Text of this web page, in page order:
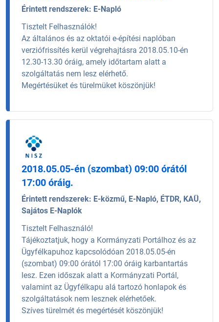
Érintett rendszerek: E-Napló
Tisztelt Felhasználók!
Az általános és az oktatói e-építési naplóban
verziófrissítés kerül végrehajtásra 2018.05.10-én
12.30-13.30 óráig, amely időtartam alatt a
szolgáltatás nem lesz elérhető.
Megértésüket és türelmüket köszönjük!
2018.05.05-én (szombat) 09:00 órától
17:00 óráig.
Érintett rendszerek: E-közmű, E-Napló, ÉTDR, KAÜ,
Sajátos E-Naplók
Tisztelt Felhasználó!
Tájékoztatjuk, hogy a Kormányzati Portálhoz és az
Ügyfélkapuhoz kapcsolódóan 2018.05.05-én
(szombat) 09:00 órától 17:00 óráig karbantartás
lesz. Ezen időszak alatt a Kormányzati Portál,
valamint az Ügyfélkapu alá tartozó honlapok és
szolgáltatások nem lesznek elérhetőek.
Szíves türelmét és megértését köszönjük!